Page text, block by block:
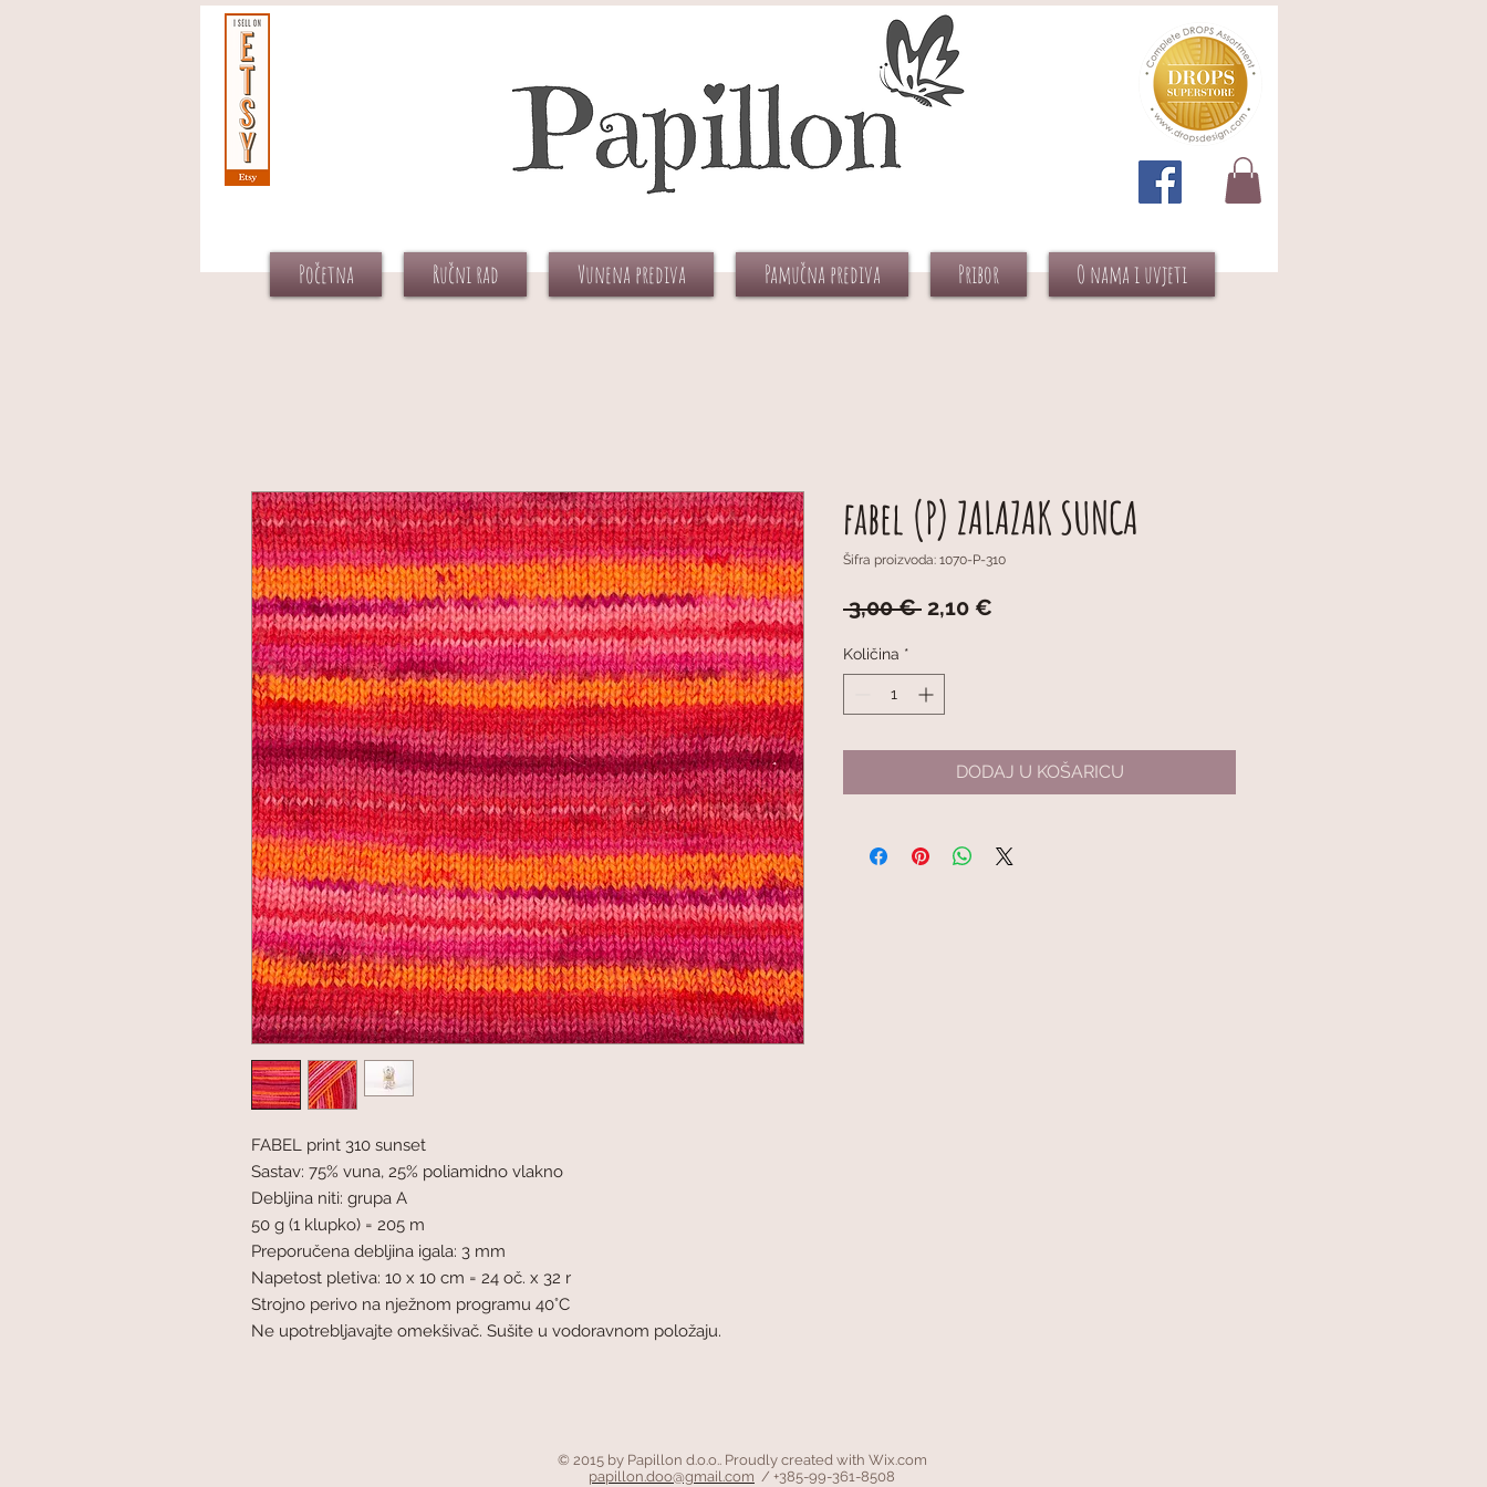
Početna Ručni rad Vunena prediva Pamučna prediva Pribor O nama i uvjeti
FABEL print 310 sunset
Sastav: 75% vuna, 25% poliamidno vlakno
Debljina niti: grupa A
50 g (1 klupko) = 205 m
Preporučena debljina igala: 3 mm
Napetost pletiva: 10 x 10 cm = 24 oč. x 32 r
Strojno perivo na nježnom programu 40°C
Ne upotrebljavajte omekšivač. Sušite u vodoravnom položaju.
fabel (P) ZALAZAK SUNCA
Šifra proizvoda: 1070-P-310
3,00 € Redovna
2,10 €
Količina *
DODAJ U KOŠARICU
© 2015 by Papillon d.o.o.. Proudly created with Wix.com
papillon.doo@gmail.com / +385-99-361-8508